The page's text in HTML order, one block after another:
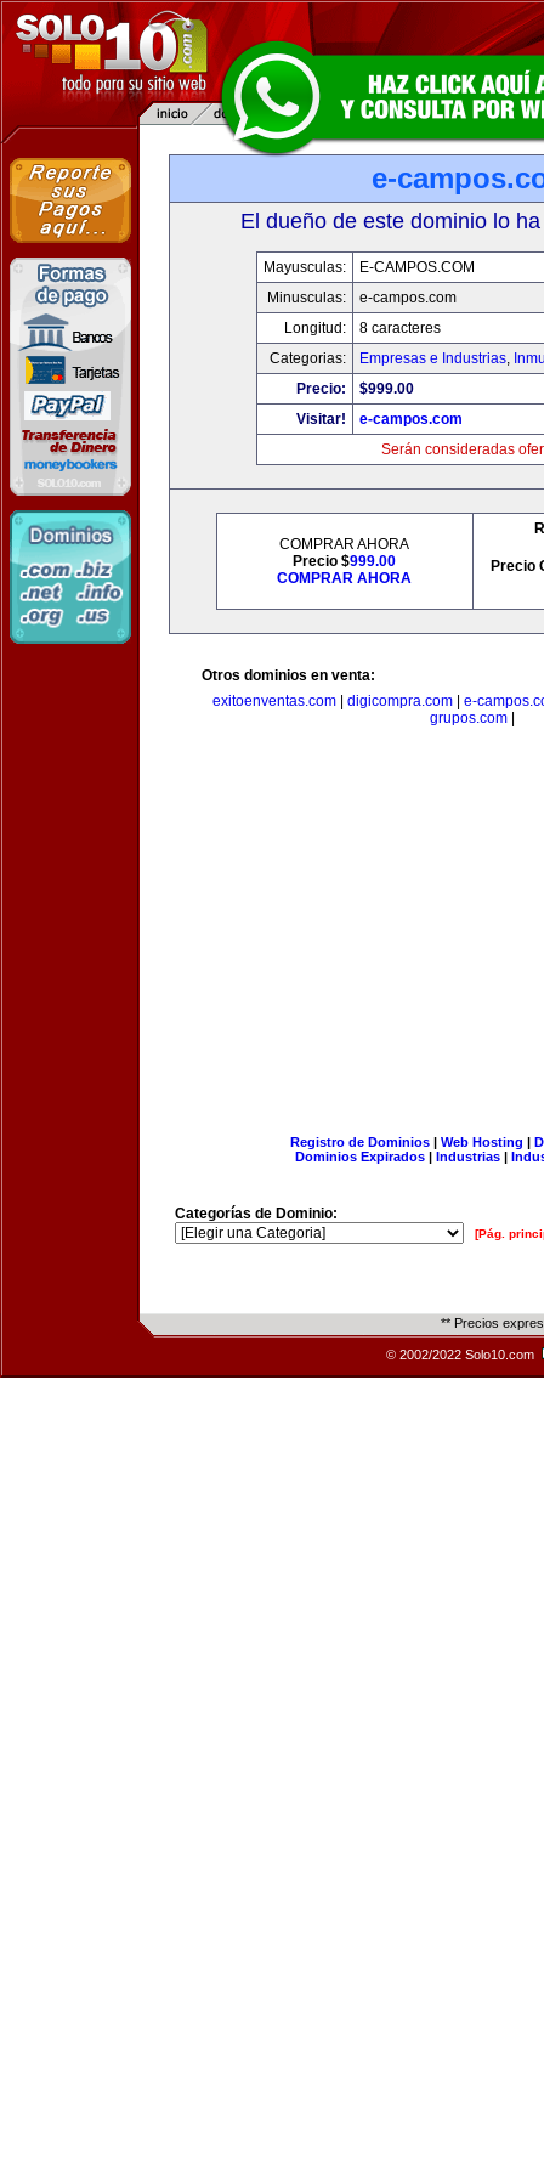
e-
El dueño de este dominio lo
Mayusculas:
E-CAMPOS.COM
Minusculas:
e-campos.com
Longitud:
8 caracteres
Categorias:
Empresas e Industrias,
Precio:
$999.00
Visitar!
e-campos.com
Serán consideradas
COMPRAR AHORA
Precio $999.00
COMPRAR AHORA
Precio
Otros dominios en venta:
exitoenventas.com| digicompra.com| e-
grupos.com
Registro de Dominios| Web Hosting |
Dominios Expirados | Industrias |
Categorías de Dominio:
[Pág.
** Precios
© 2002/2022 Solo10.com